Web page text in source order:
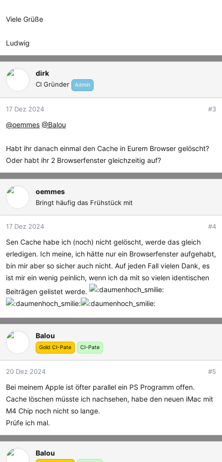
Viele Grüße
Ludwig
dirk
CI Gründer Admin
17 Dez 2024 #3
@oemmes @Balou
Habt ihr danach einmal den Cache in Eurem Browser gelöscht?
Oder habt ihr 2 Browserfenster gleichzeitig auf?
oemmes
Bringt häufig das Frühstück mit
17 Dez 2024 #4
Sen Cache habe ich (noch) nicht gelöscht, werde das gleich
erledigen. Ich meine, ich hätte nur ein Browserfenster aufgehabt,
bin mir aber so sicher auch nicht. Auf jeden Fall vielen Dank, es
ist mir ein wenig peinlich, wenn ich da mit so vielen identischen
Beiträgen gelistet werde.
Balou
Gold CI-Pate CI-Pate
20 Dez 2024 #5
Bei meinem Apple ist öfter parallel ein PS Programm offen.
Cache löschen müsste ich nachsehen, habe den neuen iMac mit
M4 Chip noch nicht so lange.
Prüfe ich mal.
Balou